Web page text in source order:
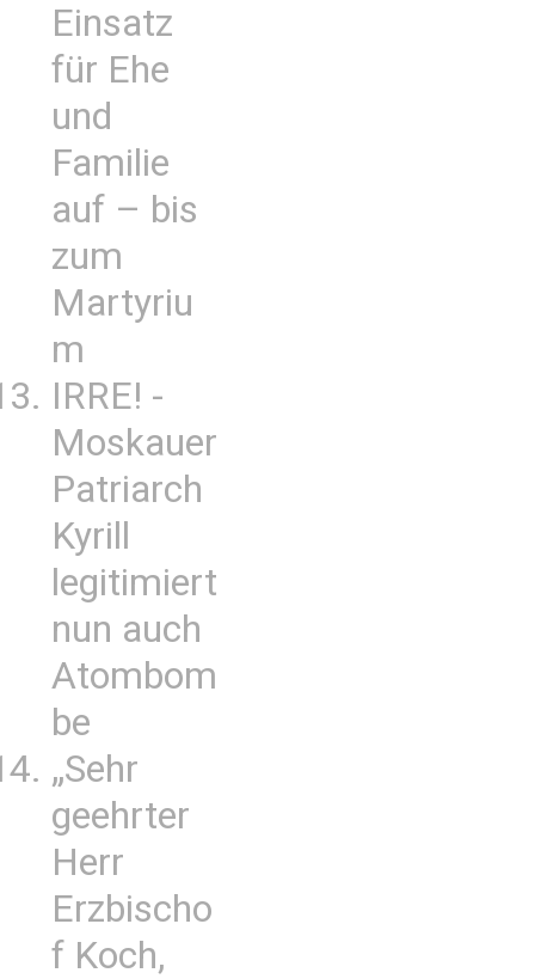
Einsatz
für Ehe
und
Familie
auf – bis
zum
Martyriu
m
IRRE! -
Moskauer
Patriarch
Kyrill
legitimiert
nun auch
Atombom
be
„Sehr
geehrter
Herr
Erzbischo
f Koch,